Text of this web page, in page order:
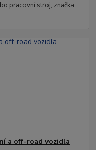
pracovní stroj, značka
a off-road vozidla